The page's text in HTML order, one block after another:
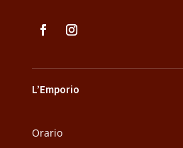
L’Emporio
Orario